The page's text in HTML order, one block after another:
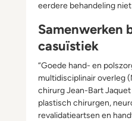
eerdere behandeling
Samenwerken
casuïstiek
“Goede hand- en
multidisciplinair overleg
chirurg Jean-Bart
plastisch chirurgen,
revalidatieartsen en